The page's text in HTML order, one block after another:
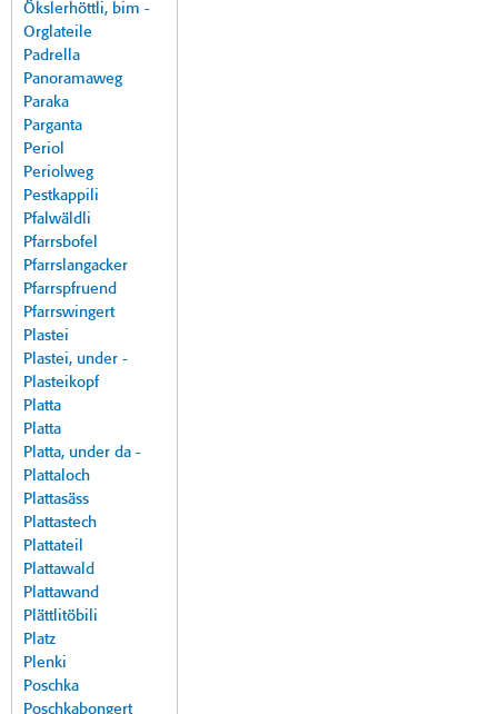
Ökslerhöttli, bim -
Orglateile
Padrella
Panoramaweg
Paraka
Parganta
Periol
Periolweg
Pestkappili
Pfalwäldli
Pfarrsbofel
Pfarrslangacker
Pfarrspfruend
Pfarrswingert
Plastei
Plastei, under -
Plasteikopf
Platta
Platta
Platta, under da -
Plattaloch
Plattasäss
Plattastech
Plattateil
Plattawald
Plattawand
Plättlitöbili
Platz
Plenki
Poschka
Poschkabongert